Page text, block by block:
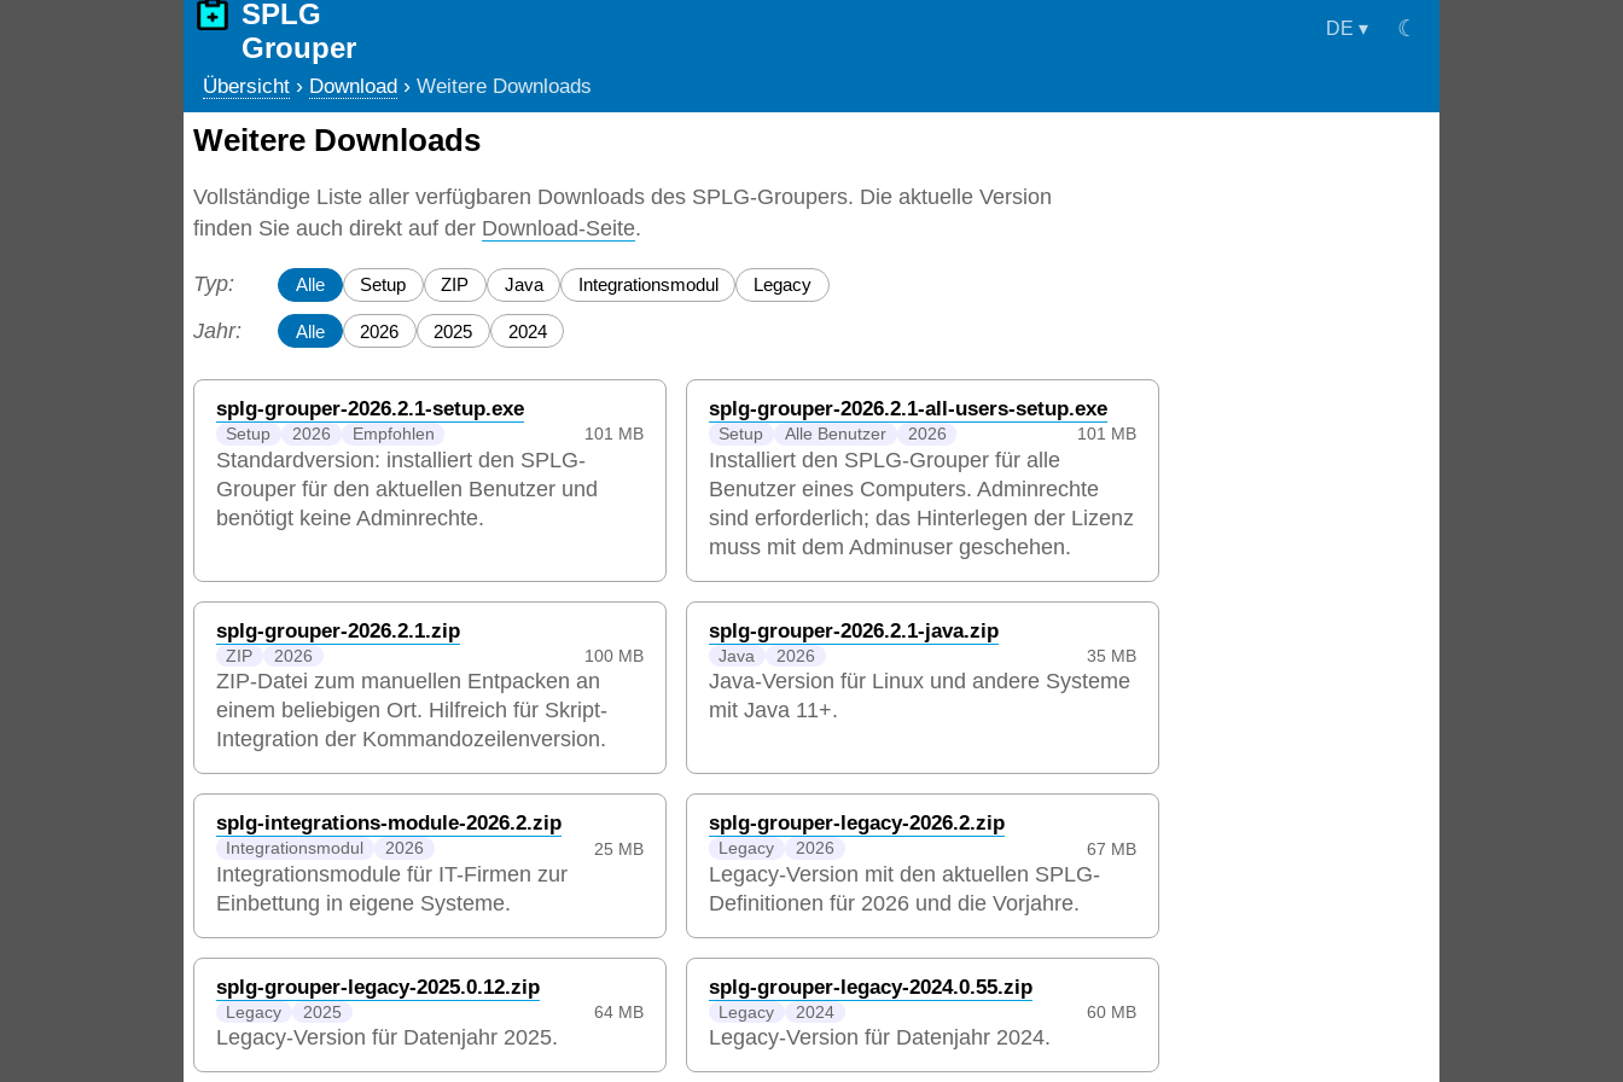
SPLG
Grouper
DE ▾ ☾
Übersicht › Download › Weitere Downloads
Weitere Downloads
Vollständige Liste aller verfügbaren Downloads des SPLG-Groupers. Die aktuelle Version
finden Sie auch direkt auf der Download-Seite.
Typ: Alle Setup ZIP Java Integrationsmodul Legacy
Jahr: Alle 2026 2025 2024
splg-grouper-2026.2.1-setup.exe
Setup 2026 Empfohlen 101 MB
Standardversion: installiert den SPLG-
Grouper für den aktuellen Benutzer und
benötigt keine Adminrechte.
splg-grouper-2026.2.1-all-users-setup.exe
Setup Alle Benutzer 2026 101 MB
Installiert den SPLG-Grouper für alle
Benutzer eines Computers. Adminrechte
sind erforderlich; das Hinterlegen der Lizenz
muss mit dem Adminuser geschehen.
splg-grouper-2026.2.1.zip
ZIP 2026 100 MB
ZIP-Datei zum manuellen Entpacken an
einem beliebigen Ort. Hilfreich für Skript-
Integration der Kommandozeilenversion.
splg-grouper-2026.2.1-java.zip
Java 2026 35 MB
Java-Version für Linux und andere Systeme
mit Java 11+.
splg-integrations-module-2026.2.zip
Integrationsmodul 2026 25 MB
Integrationsmodule für IT-Firmen zur
Einbettung in eigene Systeme.
splg-grouper-legacy-2026.2.zip
Legacy 2026 67 MB
Legacy-Version mit den aktuellen SPLG-
Definitionen für 2026 und die Vorjahre.
splg-grouper-legacy-2025.0.12.zip
Legacy 2025 64 MB
Legacy-Version für Datenjahr 2025.
splg-grouper-legacy-2024.0.55.zip
Legacy 2024 60 MB
Legacy-Version für Datenjahr 2024.